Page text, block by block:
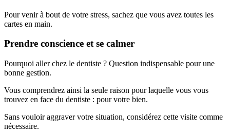
Pour venir à bout de votre stress, sachez que vous avez toutes les
cartes en main.
Prendre conscience et se calmer
Pourquoi aller chez le dentiste ? Question indispensable pour une
bonne gestion.
Vous comprendrez ainsi la seule raison pour laquelle vous vous
trouvez en face du dentiste : pour votre bien.
Sans vouloir aggraver votre situation, considérez cette visite comme
nécessaire.